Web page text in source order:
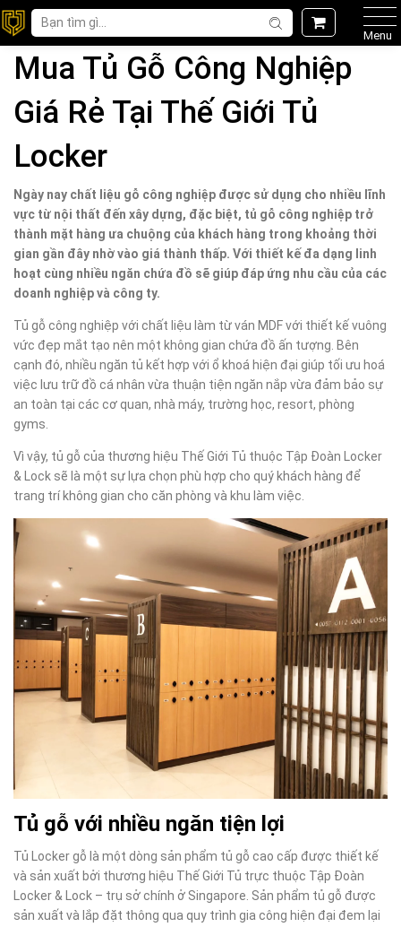
Menu
Mua Tủ Gỗ Công Nghiệp
Giá Rẻ Tại Thế Giới Tủ
Locker
Ngày nay chất liệu gỗ công nghiệp được sử dụng cho nhiều lĩnh
vực từ nội thất đến xây dựng, đặc biệt, tủ gỗ công nghiệp trở
thành mặt hàng ưa chuộng của khách hàng trong khoảng thời
gian gần đây nhờ vào giá thành thấp. Với thiết kế đa dạng linh
hoạt cùng nhiều ngăn chứa đồ sẽ giúp đáp ứng nhu cầu của các
doanh nghiệp và công ty.
Tủ gỗ công nghiệp với chất liệu làm từ ván MDF với thiết kế vuông
vức đẹp mắt tạo nên một không gian chứa đồ ấn tượng. Bên
cạnh đó, nhiều ngăn tủ kết hợp với ổ khoá hiện đại giúp tối ưu hoá
việc lưu trữ đồ cá nhân vừa thuận tiện ngăn nắp vừa đảm bảo sự
an toàn tại các cơ quan, nhà máy, trường học, resort, phòng
gyms.
Vì vậy, tủ gỗ của thương hiệu Thế Giới Tủ thuộc Tập Đoàn Locker
& Lock sẽ là một sự lựa chọn phù hợp cho quý khách hàng để
trang trí không gian cho căn phòng và khu làm việc.
Tủ gỗ với nhiều ngăn tiện lợi
Tủ Locker gỗ là một dòng sản phẩm tủ gỗ cao cấp được thiết kế
và sản xuất bởi thương hiệu Thế Giới Tủ trực thuộc Tập Đoàn
Locker & Lock – trụ sở chính ở Singapore. Sản phẩm tủ gỗ được
sản xuất và lắp đặt thông qua quy trình gia công hiện đại đem lại